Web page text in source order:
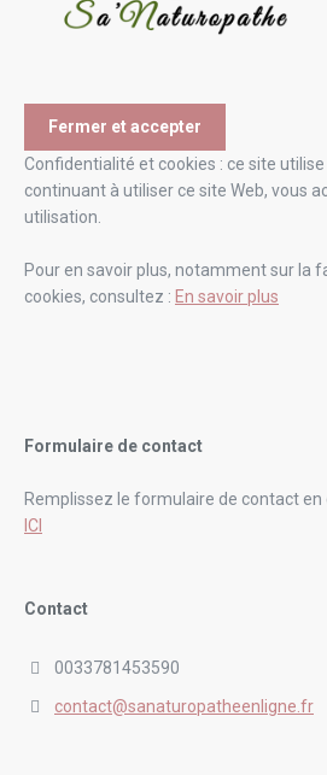
Confidentialité et cookies : ce site utilise
continuant à utiliser ce site Web, vous
utilisation.
Pour en savoir plus, notamment sur la
cookies, consultez : En savoir plus
Formulaire de contact
Remplissez le formulaire de contact en
ICI
Contact
0033781453590
contact@sanaturopatheenligne.fr